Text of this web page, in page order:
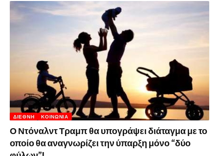
ΔΙΕΘΝΉ ΚΟΙΝΩΝΊΑ
Ο Ντόναλντ Τραμπ θα υπογράψει διάταγμα με το
οποίο θα αναγνωρίζει την ύπαρξη μόνο “δύο